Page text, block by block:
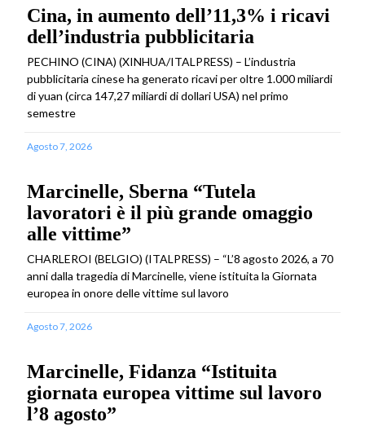
Cina, in aumento dell’11,3% i ricavi
dell’industria pubblicitaria
PECHINO (CINA) (XINHUA/ITALPRESS) – L’industria
pubblicitaria cinese ha generato ricavi per oltre 1.000 miliardi
di yuan (circa 147,27 miliardi di dollari USA) nel primo
semestre
Agosto 7, 2026
Marcinelle, Sberna “Tutela
lavoratori è il più grande omaggio
alle vittime”
CHARLEROI (BELGIO) (ITALPRESS) – “L’8 agosto 2026, a 70
anni dalla tragedia di Marcinelle, viene istituita la Giornata
europea in onore delle vittime sul lavoro
Agosto 7, 2026
Marcinelle, Fidanza “Istituita
giornata europea vittime sul lavoro
l’8 agosto”